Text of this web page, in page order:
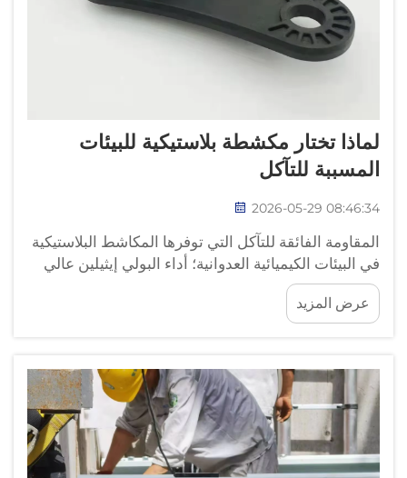
لماذا تختار مكشطة بلاستيكية للبيئات
المسببة للتآكل
2026-05-29 08:46:34
المقاومة الفائقة للتآكل التي توفرها المكاشط البلاستيكية
في البيئات الكيميائية العدوانية؛ أداء البولي إيثيلين عالي
الصحي ذات الرقم الهيدروجيني المنخفض، والغنية
بالأكسدة والكبريتيدات؛ إن بيئات معالجة مياه الصرف
—ي...
عرض المزيد